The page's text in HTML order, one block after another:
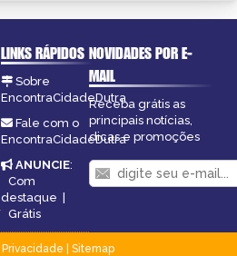
LINKS RÁPIDOS
Sobre
EncontraCidadeDutra
Fale com o
EncontraCidadeDutra
ANUNCIE:
Com
destaque |
Grátis
NOVIDADES POR E-
MAIL
Receba grátis as
principais notícias,
dicas e promoções
Privacidade
Sitemap